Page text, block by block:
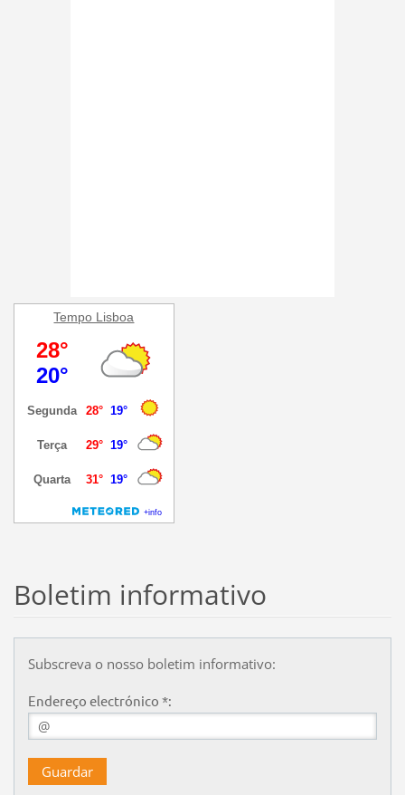
Tempo Lisboa
Boletim informativo
Subscreva o nosso boletim informativo:
Endereço electrónico *: